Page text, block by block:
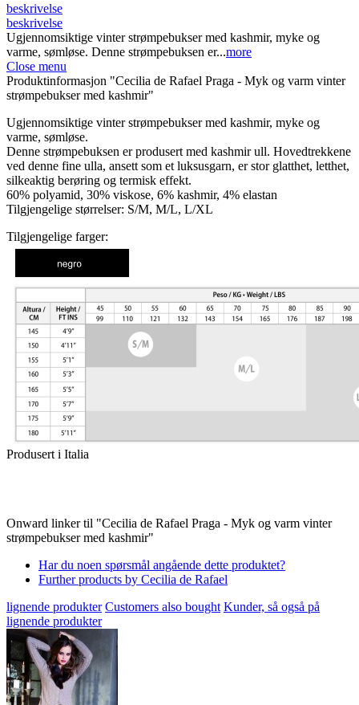
beskrivelse
beskrivelse
Ugjennomsiktige vinter strømpebukser med kashmir, myke og
varme, sømløse. Denne strømpebuksen er...more
Close menu
Produktinformasjon "Cecilia de Rafael Praga - Myk og varm vinter
strømpebukser med kashmir"
Ugjennomsiktige vinter strømpebukser med kashmir, myke og
varme, sømløse.
Denne strømpebuksen er produsert med kashmir ull. Hovedtrekkene
ved denne fine ulla, ansett som et luksusgarn, er stor glatthet, letthet,
silkeaktig berøring og termisk effekt.
60% polyamid, 30% viskose, 6% kashmir, 4% elastan
Tilgjengelige størrelser: S/M, M/L, L/XL
Tilgjengelige farger:
Produsert i Italia
Onward linker til "Cecilia de Rafael Praga - Myk og varm vinter
strømpebukser med kashmir"
Har du noen spørsmål angående dette produktet?
Further products by Cecilia de Rafael
lignende produkter Customers also bought Kunder, så også på
lignende produkter